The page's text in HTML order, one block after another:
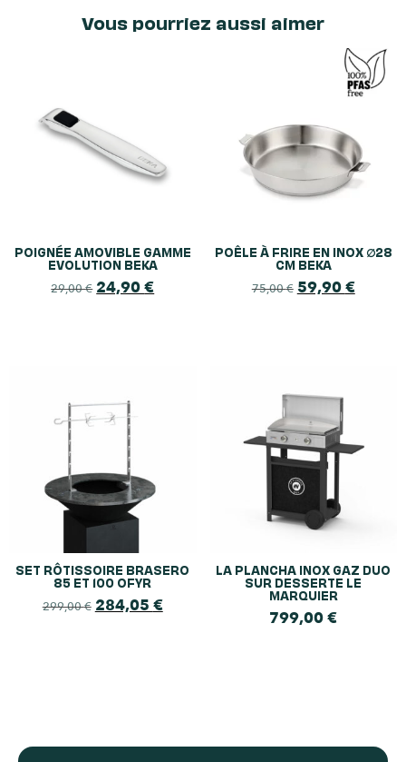
Vous pourriez aussi aimer
POIGNÉE AMOVIBLE GAMME
EVOLUTION BEKA
29,00€ 24,90€
POÊLE À FRIRE EN INOX ∅28
CM BEKA
75,00€ 59,90€
SET RÔTISSOIRE BRASERO
85 ET 100 OFYR
299,00€ 284,05 €
LA PLANCHA INOX GAZ DUO
SUR DESSERTE LE
MARQUIER
799,00€